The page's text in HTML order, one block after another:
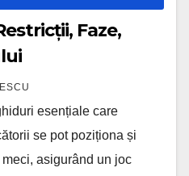
Faze,
esențiale care
se pot poziționa și
asigurând un joc